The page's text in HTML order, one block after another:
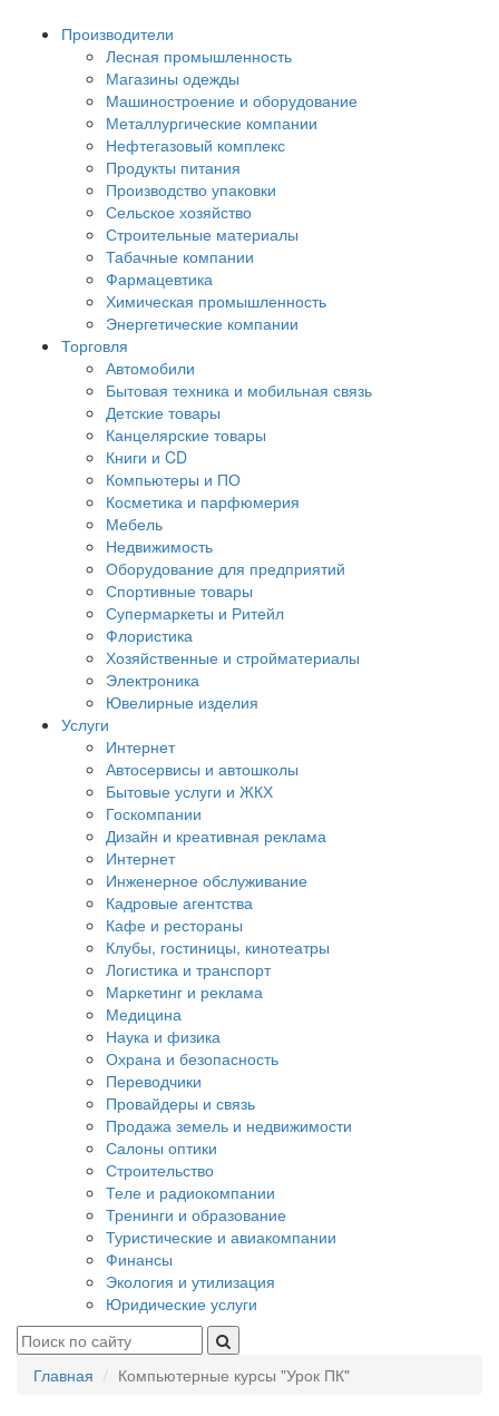
Производители
Лесная промышленность
Магазины одежды
Машиностроение и оборудование
Металлургические компании
Нефтегазовый комплекс
Продукты питания
Производство упаковки
Сельское хозяйство
Строительные материалы
Табачные компании
Фармацевтика
Химическая промышленность
Энергетические компании
Торговля
Автомобили
Бытовая техника и мобильная связь
Детские товары
Канцелярские товары
Книги и CD
Компьютеры и ПО
Косметика и парфюмерия
Мебель
Недвижимость
Оборудование для предприятий
Спортивные товары
Супермаркеты и Ритейл
Флористика
Хозяйственные и стройматериалы
Электроника
Ювелирные изделия
Услуги
Интернет
Автосервисы и автошколы
Бытовые услуги и ЖКХ
Госкомпании
Дизайн и креативная реклама
Интернет
Инженерное обслуживание
Кадровые агентства
Кафе и рестораны
Клубы, гостиницы, кинотеатры
Логистика и транспорт
Маркетинг и реклама
Медицина
Наука и физика
Охрана и безопасность
Переводчики
Провайдеры и связь
Продажа земель и недвижимости
Салоны оптики
Строительство
Теле и радиокомпании
Тренинги и образование
Туристические и авиакомпании
Финансы
Экология и утилизация
Юридические услуги
Главная Компьютерные курсы "Урок ПК"